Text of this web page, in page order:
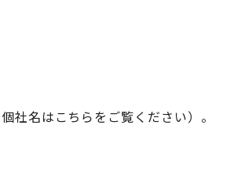
名はこちらをご覧ください）。